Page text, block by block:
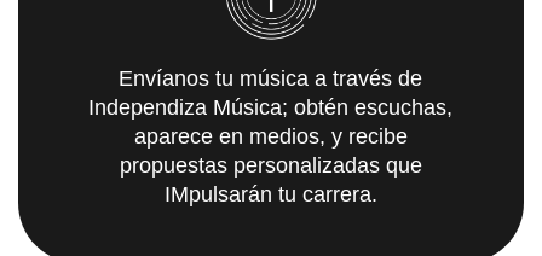
Envíanos tu música a través de
Independiza Música; obtén escuchas,
aparece en medios, y recibe
propuestas personalizadas que
IMpulsarán tu carrera.